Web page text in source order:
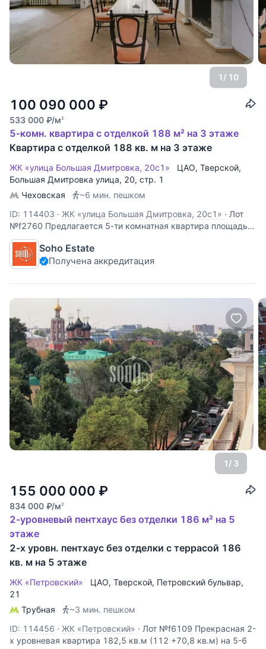
1/ 10
100 090 000 ₽
533 000 ₽/м2
5-комн. квартира с отделкой 188 м² на 3 этаже
Квартира с отделкой 188 кв. м на 3 этаже
ЖК «улица Большая Дмитровка, 20с1» ЦАО, Тверской,
Большая Дмитровка улица, 20, стр. 1
Чеховская
~6 мин. пешком
ID: 114403 · ЖК «улица Большая Дмитровка, 20с1» · Лот
№f2760 Предлагается 5-ти комнатная квартира площадью
188 кв.м. под отделку. Функциональная планировка: холл,
гостиная, кухня, 4 спальни, 3 ванных комнаты. Высота
потолка 3,8 м. Окна на 2 стороны света. Наземный паркинг
Soho Estate
Получена аккредитация
1/ 3
155 000 000 ₽
834 000 ₽/м2
2-уровневый пентхаус без отделки 186 м² на 5
этаже
2-х уровн. пентхаус без отделки с террасой 186
кв. м на 5 этаже
ЖК «Петровский» ЦАО, Тверской, Петровский бульвар,
21
Трубная
~3 мин. пешком
ID: 114456 · ЖК «Петровский» · Лот №f6109 Прекрасная 2-
х уровневая квартира 182,5 кв.м (112 +70,8 кв.м) на 5-6